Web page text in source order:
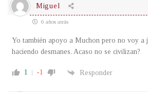
Miguel
6 años atrás
Yo también apoyo a Muchon pero no voy a
haciendo desmanes. Acaso no se civilizan?
1 -1 Responder